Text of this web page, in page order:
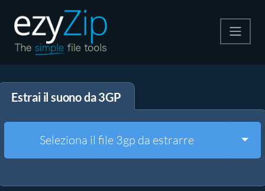
Decomprimi
Altri strumenti
Estrai il suono da 3GP
Seleziona il file 3gp da estrarre